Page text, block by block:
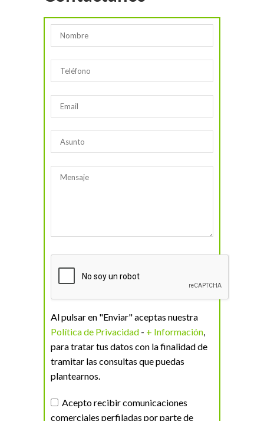
Al pulsar en "Enviar" aceptas nuestra
Política de Privacidad - + Información,
para tratar tus datos con la finalidad de
tramitar las consultas que puedas
plantearnos.
Acepto recibir comunicaciones
comerciales perfiladas por parte de